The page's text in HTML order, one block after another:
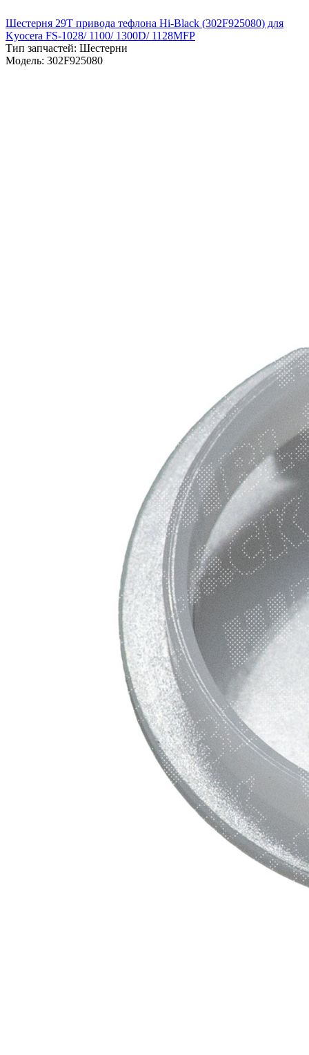
Шестерня 29T привода тефлона Hi-Black (302F925080) для
Kyocera FS-1028/ 1100/ 1300D/ 1128MFP
Тип запчастей: Шестерни
Модель: 302F925080